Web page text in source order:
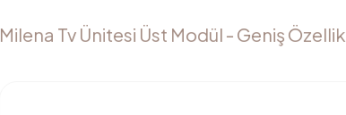
Milena Tv Ünitesi Üst Modül - Geniş